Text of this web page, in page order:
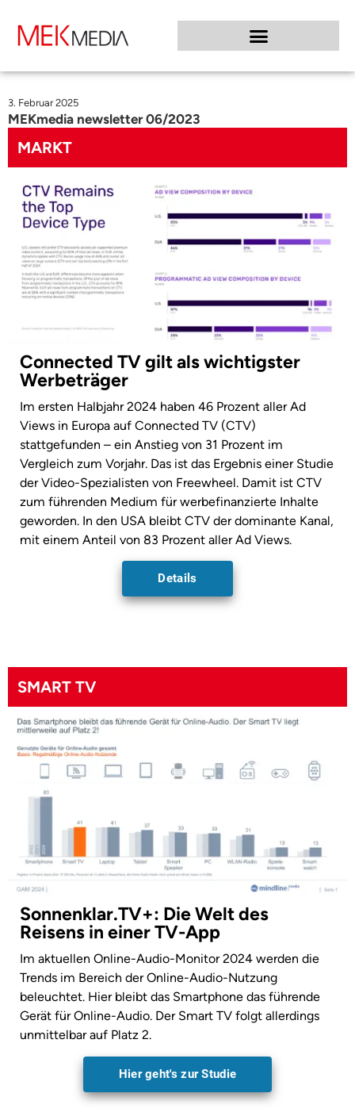
3. Februar 2025
MEKmedia newsletter 06/2023
MARKT
Connected TV gilt als wichtigster
Werbeträger
Im ersten Halbjahr 2024 haben 46 Prozent aller Ad
Views in Europa auf Connected TV (CTV)
stattgefunden – ein Anstieg von 31 Prozent im
Vergleich zum Vorjahr. Das ist das Ergebnis einer Studie
der Video-Spezialisten von Freewheel. Damit ist CTV
zum führenden Medium für werbefinanzierte Inhalte
geworden. In den USA bleibt CTV der dominante Kanal,
mit einem Anteil von 83 Prozent aller Ad Views.
Details
SMART TV
Sonnenklar.TV+: Die Welt des
Reisens in einer TV-App
Im aktuellen Online-Audio-Monitor 2024 werden die
Trends im Bereich der Online-Audio-Nutzung
beleuchtet. Hier bleibt das Smartphone das führende
Gerät für Online-Audio. Der Smart TV folgt allerdings
unmittelbar auf Platz 2.
Hier geht's zur Studie